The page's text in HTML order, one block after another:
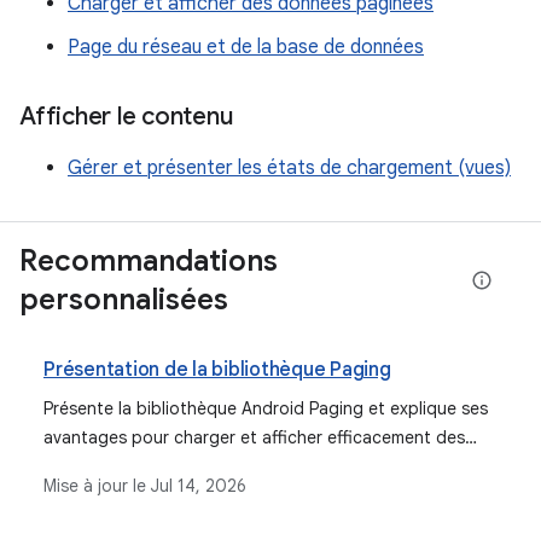
Page du réseau et de la base de données
Afficher le contenu
Gérer et présenter les états de chargement (vues)
Recommandations
personnalisées
Présentation de la bibliothèque Paging
Présente la bibliothèque Android Paging et explique ses
avantages pour charger et afficher efficacement des
l'architecture d'une application.
Mise à jour le Jul 14, 2026